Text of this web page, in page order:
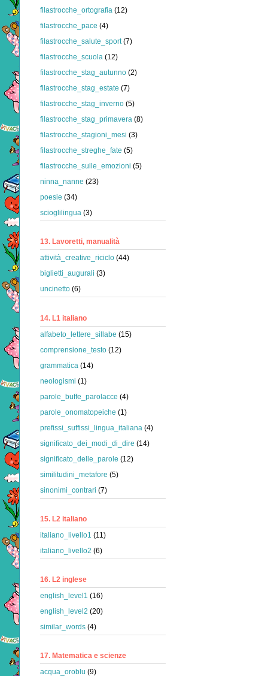
filastrocche_ortografia (12)
filastrocche_pace (4)
filastrocche_salute_sport (7)
filastrocche_scuola (12)
filastrocche_stag_autunno (2)
filastrocche_stag_estate (7)
filastrocche_stag_inverno (5)
filastrocche_stag_primavera (8)
filastrocche_stagioni_mesi (3)
filastrocche_streghe_fate (5)
filastrocche_sulle_emozioni (5)
ninna_nanne (23)
poesie (34)
scioglilingua (3)
13. Lavoretti, manualità
attività_creative_riciclo (44)
biglietti_augurali (3)
uncinetto (6)
14. L1 italiano
alfabeto_lettere_sillabe (15)
comprensione_testo (12)
grammatica (14)
neologismi (1)
parole_buffe_parolacce (4)
parole_onomatopeiche (1)
prefissi_suffissi_lingua_italiana (4)
significato_dei_modi_di_dire (14)
significato_delle_parole (12)
similitudini_metafore (5)
sinonimi_contrari (7)
15. L2 italiano
italiano_livello1 (11)
italiano_livello2 (6)
16. L2 inglese
english_level1 (16)
english_level2 (20)
similar_words (4)
17. Matematica e scienze
acqua_oroblu (9)